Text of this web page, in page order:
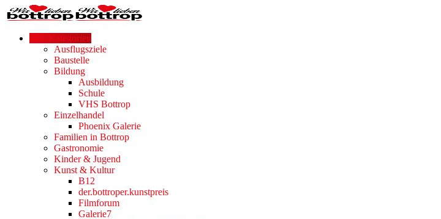
Alle Kategorien
Ausflugsziele
Baustelle
Bildung
Ausbildung
Schule
VHS Bottrop
Einzelhandel
Phoenix Galerie
Familien in Bottrop
Gastronomie
Kinder & Jugend
Kunst & Kultur
B12
der.bottroper.kunstpreis
Filmforum
Galerie7